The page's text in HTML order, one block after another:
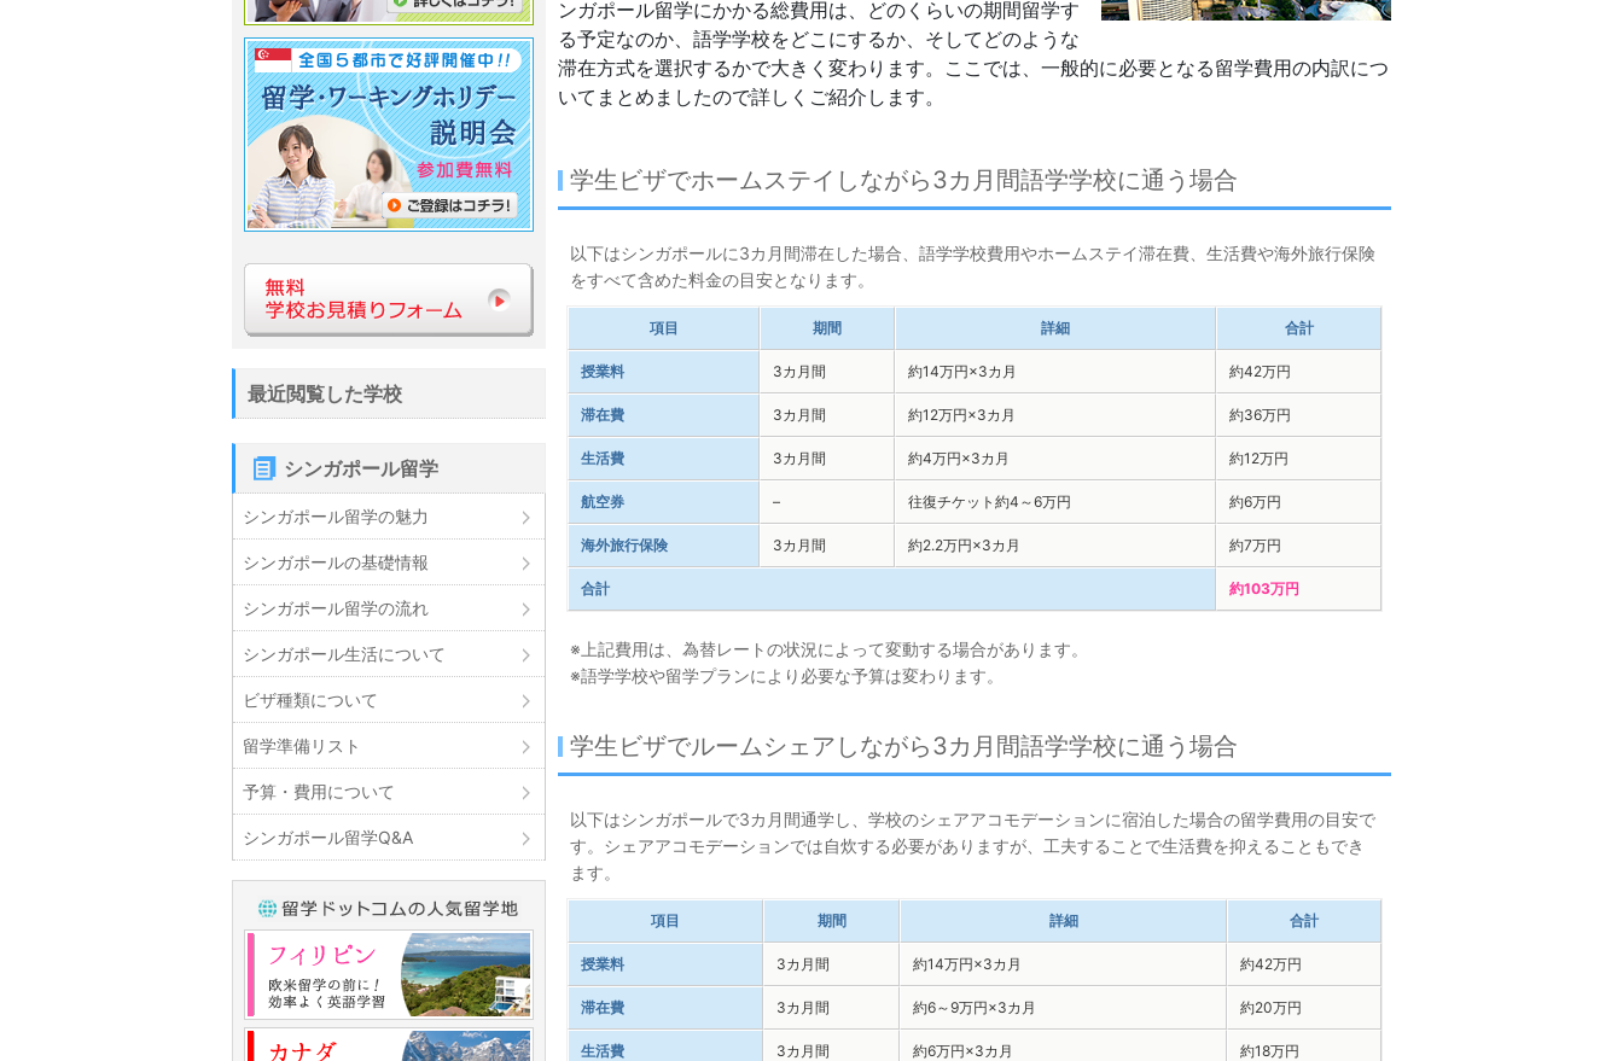
ンガポール留学にかかる総費用は、どのくらいの期間留学す
る予定なのか、語学学校をどこにするか、そしてどのような
滞在方式を選択するかで大きく変わります。ここでは、一般的に必要となる留学費用の内訳につ
いてまとめましたので詳しくご紹介します。
学生ビザでホームステイしながら3カ月間語学学校に通う場合
以下はシンガポールに3カ月間滞在した場合、語学学校費用やホームステイ滞在費、生活費や海外旅行保険
をすべて含めた料金の目安となります。
項目 期間 詳細 合計
授業料 3カ月間 約14万円×3カ月 約42万円
滞在費 3カ月間 約12万円×3カ月 約36万円
生活費 3カ月間 約4万円×3カ月 約12万円
航空券 – 往復チケット約4～6万円 約6万円
海外旅行保険 3カ月間 約2.2万円×3カ月 約7万円
合計 約103万円
※上記費用は、為替レートの状況によって変動する場合があります。
※語学学校や留学プランにより必要な予算は変わります。
学生ビザでルームシェアしながら3カ月間語学学校に通う場合
以下はシンガポールで3カ月間通学し、学校のシェアアコモデーションに宿泊した場合の留学費用の目安で
す。シェアアコモデーションでは自炊する必要がありますが、工夫することで生活費を抑えることもでき
ます。
項目 期間 詳細 合計
授業料 3カ月間 約14万円×3カ月 約42万円
滞在費 3カ月間 約6～9万円×3カ月 約20万円
生活費 3カ月間 約6万円×3カ月 約18万円
最近閲覧した学校
シンガポール留学
シンガポール留学の魅力
シンガポールの基礎情報
シンガポール留学の流れ
シンガポール生活について
ビザ種類について
留学準備リスト
予算・費用について
シンガポール留学Q&A